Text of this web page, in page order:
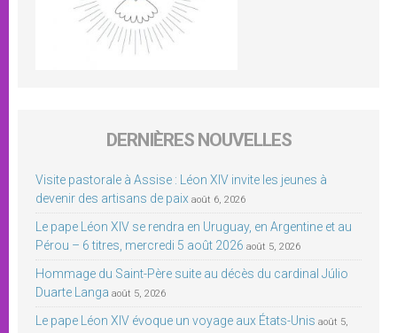
DERNIÈRES NOUVELLES
Visite pastorale à Assise : Léon XIV invite les jeunes à
devenir des artisans de paix août 6, 2026
Le pape Léon XIV se rendra en Uruguay, en Argentine et au
Pérou – 6 titres, mercredi 5 août 2026 août 5, 2026
Hommage du Saint-Père suite au décès du cardinal Júlio
Duarte Langa août 5, 2026
Le pape Léon XIV évoque un voyage aux États-Unis août 5,